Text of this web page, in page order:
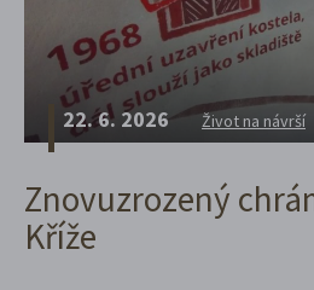
22. 6. 2026 Život na návrší
Znovuzrozený
Kříže